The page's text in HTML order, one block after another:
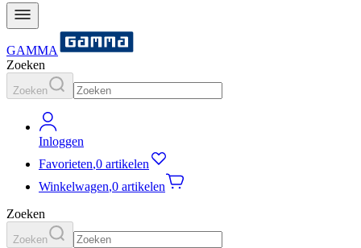
GAMMA
Zoeken
Zoeken
Inloggen
Favorieten,0 artikelen
Winkelwagen,0 artikelen
Zoeken
Zoeken